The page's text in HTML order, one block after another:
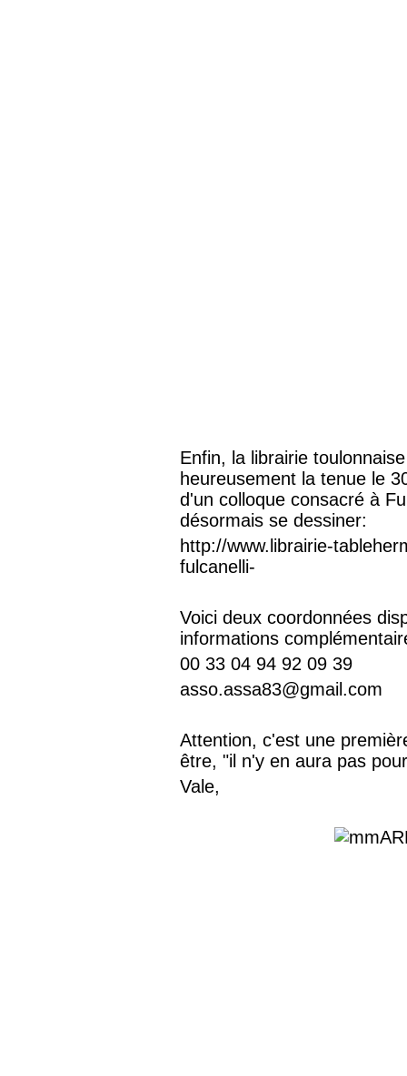
Enfin, la librairie
heureusement la tenue le
d'un colloque consacré à
désormais se dessiner:
http://www.librairie-
fulcanelli-
Voici deux coordonnées
informations
00 33 04 94 92 09 39
asso.assa83@gmail.com
Attention, c'est une
être, "il n'y en aura pas
Vale,